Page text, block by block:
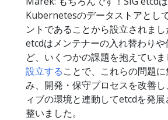
Kubernetesのデータストアとし
ントであることから設立されまし
etcdはメンテナーの入れ替わり
ど、いくつかの課題を抱えていま
設立することで、これらの問題
み、開発・保守プロセスを改善
ィブの環境と連動してetcdを発
整いました。